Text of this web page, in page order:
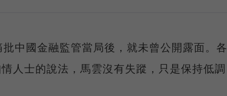
中國金融監管當局後，就未曾公開露面。各
人士的說法，馬雲沒有失蹤，只是保持低調